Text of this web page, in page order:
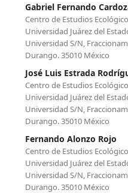
Gabriel Fernando
Centro de Estudios
Universidad Juárez del
Universidad S/N,
Durango. 35010 México
José Luis Estrada
Centro de Estudios
Universidad Juárez del
Universidad S/N,
Durango. 35010 México
Fernando Alonzo Rojo
Centro de Estudios
Universidad Juárez del
Universidad S/N,
Durango. 35010 México